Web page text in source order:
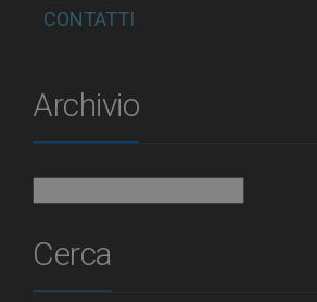
CONTATTI
Archivio
Cerca